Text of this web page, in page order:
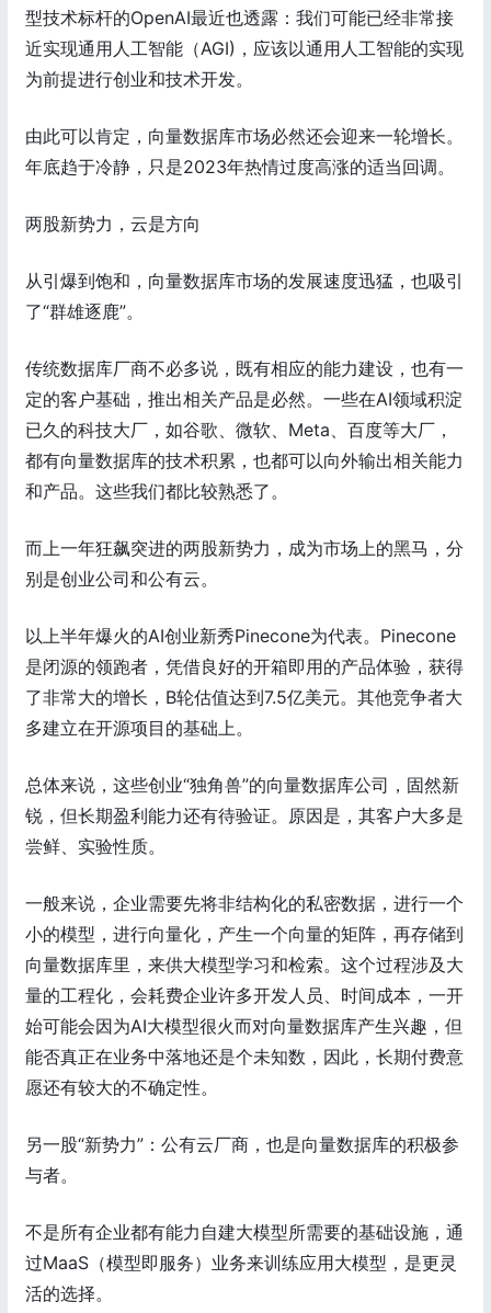
型技术标杆的OpenAI最近也透露：我们可能已经非常接
近实现通用人工智能（AGI)，应该以通用人工智能的实现
为前提进行创业和技术开发。
由此可以肯定，向量数据库市场必然还会迎来一轮增长。
年底趋于冷静，只是2023年热情过度高涨的适当回调。
两股新势力，云是方向
从引爆到饱和，向量数据库市场的发展速度迅猛，也吸引
了“群雄逐鹿”。
传统数据库厂商不必多说，既有相应的能力建设，也有一
定的客户基础，推出相关产品是必然。一些在AI领域积淀
已久的科技大厂，如谷歌、微软、Meta、百度等大厂，
都有向量数据库的技术积累，也都可以向外输出相关能力
和产品。这些我们都比较熟悉了。
而上一年狂飙突进的两股新势力，成为市场上的黑马，分
别是创业公司和公有云。
以上半年爆火的AI创业新秀Pinecone为代表。Pinecone
是闭源的领跑者，凭借良好的开箱即用的产品体验，获得
了非常大的增长，B轮估值达到7.5亿美元。其他竞争者大
多建立在开源项目的基础上。
总体来说，这些创业“独角兽”的向量数据库公司，固然新
锐，但长期盈利能力还有待验证。原因是，其客户大多是
尝鲜、实验性质。
一般来说，企业需要先将非结构化的私密数据，进行一个
小的模型，进行向量化，产生一个向量的矩阵，再存储到
向量数据库里，来供大模型学习和检索。这个过程涉及大
量的工程化，会耗费企业许多开发人员、时间成本，一开
始可能会因为AI大模型很火而对向量数据库产生兴趣，但
能否真正在业务中落地还是个未知数，因此，长期付费意
愿还有较大的不确定性。
另一股“新势力”：公有云厂商，也是向量数据库的积极参
与者。
不是所有企业都有能力自建大模型所需要的基础设施，通
过MaaS（模型即服务）业务来训练应用大模型，是更灵
活的选择。